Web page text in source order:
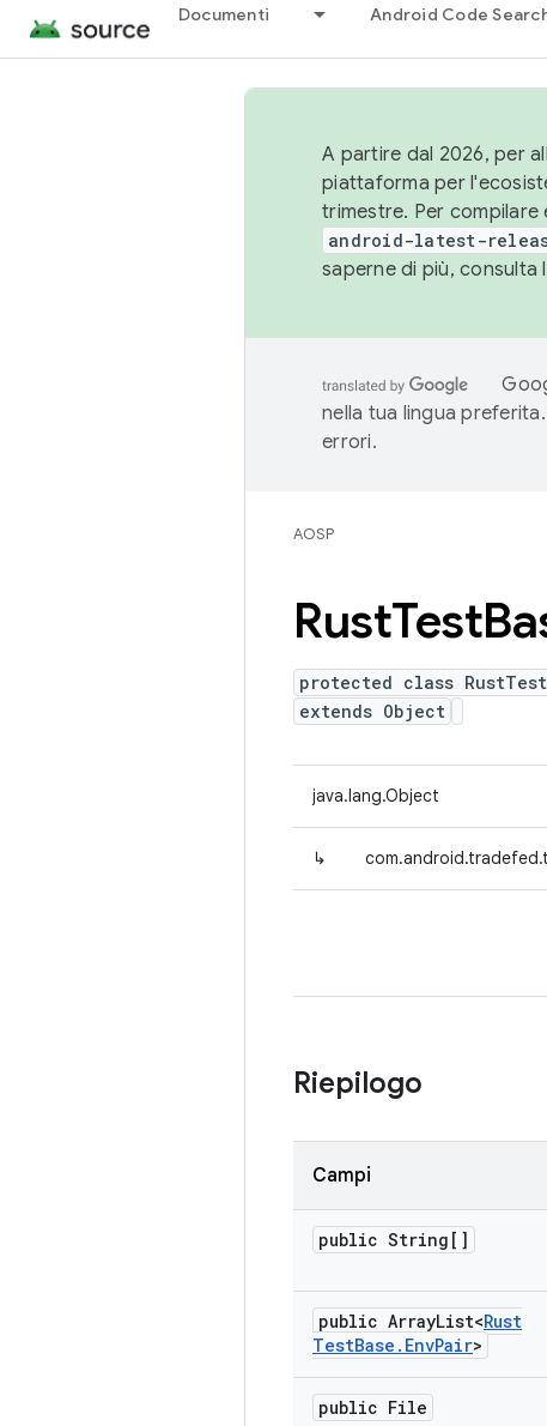
Documenti Android Code
A partire dal 2026, per
piattaforma per
trimestre. Per compilare
android-latest-
saperne di più, consulta
nella tua lingua
errori.
AOSP
RustTest
protected class
extends Object
java.lang.Object
↳
Riepilogo
Campi
public String[]
public ArrayList<Rust
TestBase . EnvPair>
public File